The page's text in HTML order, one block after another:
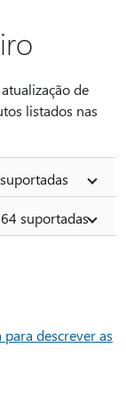
de
listados nas
suportadas
descrever as